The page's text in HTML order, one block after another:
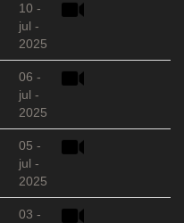
10 -
jul -
2025
06 -
jul -
2025
05 -
jul -
2025
03 -